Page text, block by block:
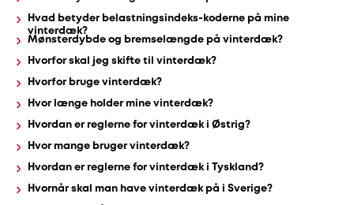
Fdm
kvalitetskontrol
Finansiering
Se
alle
services
Hvad betyder belastningsindeks-koderne på mine
vinterdæk?
Mønsterdybde og bremselængde på vinterdæk?
Hvorfor skal jeg skifte til vinterdæk?
Hvorfor bruge vinterdæk?
Hvor længe holder mine vinterdæk?
Hvordan er reglerne for vinterdæk i Østrig?
Hvor mange bruger vinterdæk?
Hvordan er reglerne for vinterdæk i Tyskland?
Hvornår skal man have vinterdæk på i Sverige?